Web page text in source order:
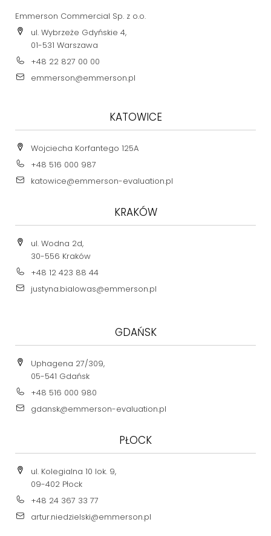
Emmerson Commercial Sp. z o.o.
ul. Wybrzeże Gdyńskie 4,
01-531 Warszawa
+48 22 827 00 00
emmerson@emmerson.pl
KATOWICE
Wojciecha Korfantego 125A
+48 516 000 987
katowice@emmerson-evaluation.pl
KRAKÓW
ul. Wodna 2d,
30-556 Kraków
+48 12 423 88 44
justyna.bialowas@emmerson.pl
GDAŃSK
Uphagena 27/309,
05-541 Gdańsk
+48 516 000 980
gdansk@emmerson-evaluation.pl
PŁOCK
ul. Kolegialna 10 lok. 9,
09-402 Płock
+48 24 367 33 77
artur.niedzielski@emmerson.pl